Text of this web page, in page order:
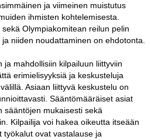
ja viimeinen muistutus
ihmisten kohtelemisesta.
Olympiakomitean reilun pelin
niiden noudattaminen on ehdotonta.
ja mahdollisiin kilpailuun liittyviin
erimielisyyksiä ja keskusteluja
Asiaan liittyvä keskustelu on
Sääntömääräiset asiat
sääntöjen mukaisesti sekä
Kilpailija voi hakea oikeutta itseään
työkalut ovat vastalause ja